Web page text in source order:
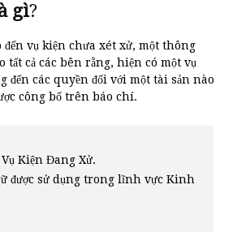
gì?
đến vụ kiện chưa xét xử, một thông
tất cả các bên rằng, hiện có một vụ
đến các quyền đối với một tài sản nào
công bố trên báo chí.
Kiện Đang Xử.
được sử dụng trong lĩnh vực Kinh